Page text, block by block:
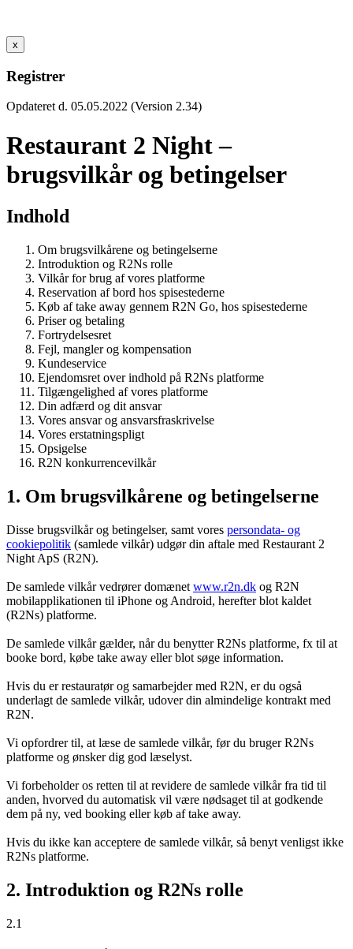
x
Registrer
Opdateret d. 05.05.2022 (Version 2.34)
Restaurant 2 Night –
brugsvilkår og betingelser
Indhold
Om brugsvilkårene og betingelserne
Introduktion og R2Ns rolle
Vilkår for brug af vores platforme
Reservation af bord hos spisestederne
Køb af take away gennem R2N Go, hos spisestederne
Priser og betaling
Fortrydelsesret
Fejl, mangler og kompensation
Kundeservice
Ejendomsret over indhold på R2Ns platforme
Tilgængelighed af vores platforme
Din adfærd og dit ansvar
Vores ansvar og ansvarsfraskrivelse
Vores erstatningspligt
Opsigelse
R2N konkurrencevilkår
1. Om brugsvilkårene og betingelserne
Disse brugsvilkår og betingelser, samt vores persondata- og
cookiepolitik (samlede vilkår) udgør din aftale med Restaurant 2
Night ApS (R2N).
De samlede vilkår vedrører domænet www.r2n.dk og R2N
mobilapplikationen til iPhone og Android, herefter blot kaldet
(R2Ns) platforme.
De samlede vilkår gælder, når du benytter R2Ns platforme, fx til at
booke bord, købe take away eller blot søge information.
Hvis du er restauratør og samarbejder med R2N, er du også
underlagt de samlede vilkår, udover din almindelige kontrakt med
R2N.
Vi opfordrer til, at læse de samlede vilkår, før du bruger R2Ns
platforme og ønsker dig god læselyst.
Vi forbeholder os retten til at revidere de samlede vilkår fra tid til
anden, hvorved du automatisk vil være nødsaget til at godkende
dem på ny, ved booking eller køb af take away.
Hvis du ikke kan acceptere de samlede vilkår, så benyt venligst ikke
R2Ns platforme.
2. Introduktion og R2Ns rolle
2.1